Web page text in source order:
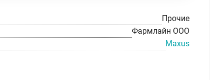
Прочие
Фармлайн ООО
Maxus